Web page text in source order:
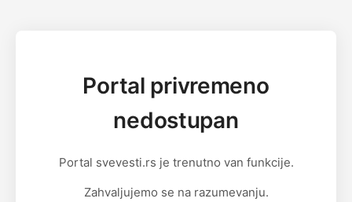
Portal privremeno
nedostupan
Portal svevesti.rs je trenutno van funkcije.
Zahvaljujemo se na razumevanju.